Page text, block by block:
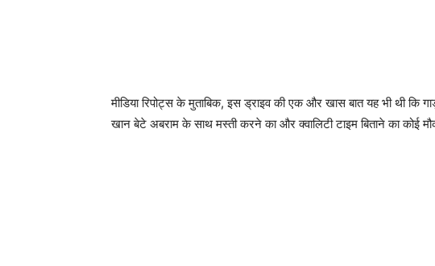
मीडिया रिपोट्स के मुताबिक, इस ड्राइव की एक और खास बात यह भी थी कि
खान बेटे अबराम के साथ मस्ती करने का और क्वालिटी टाइम बिताने का कोई